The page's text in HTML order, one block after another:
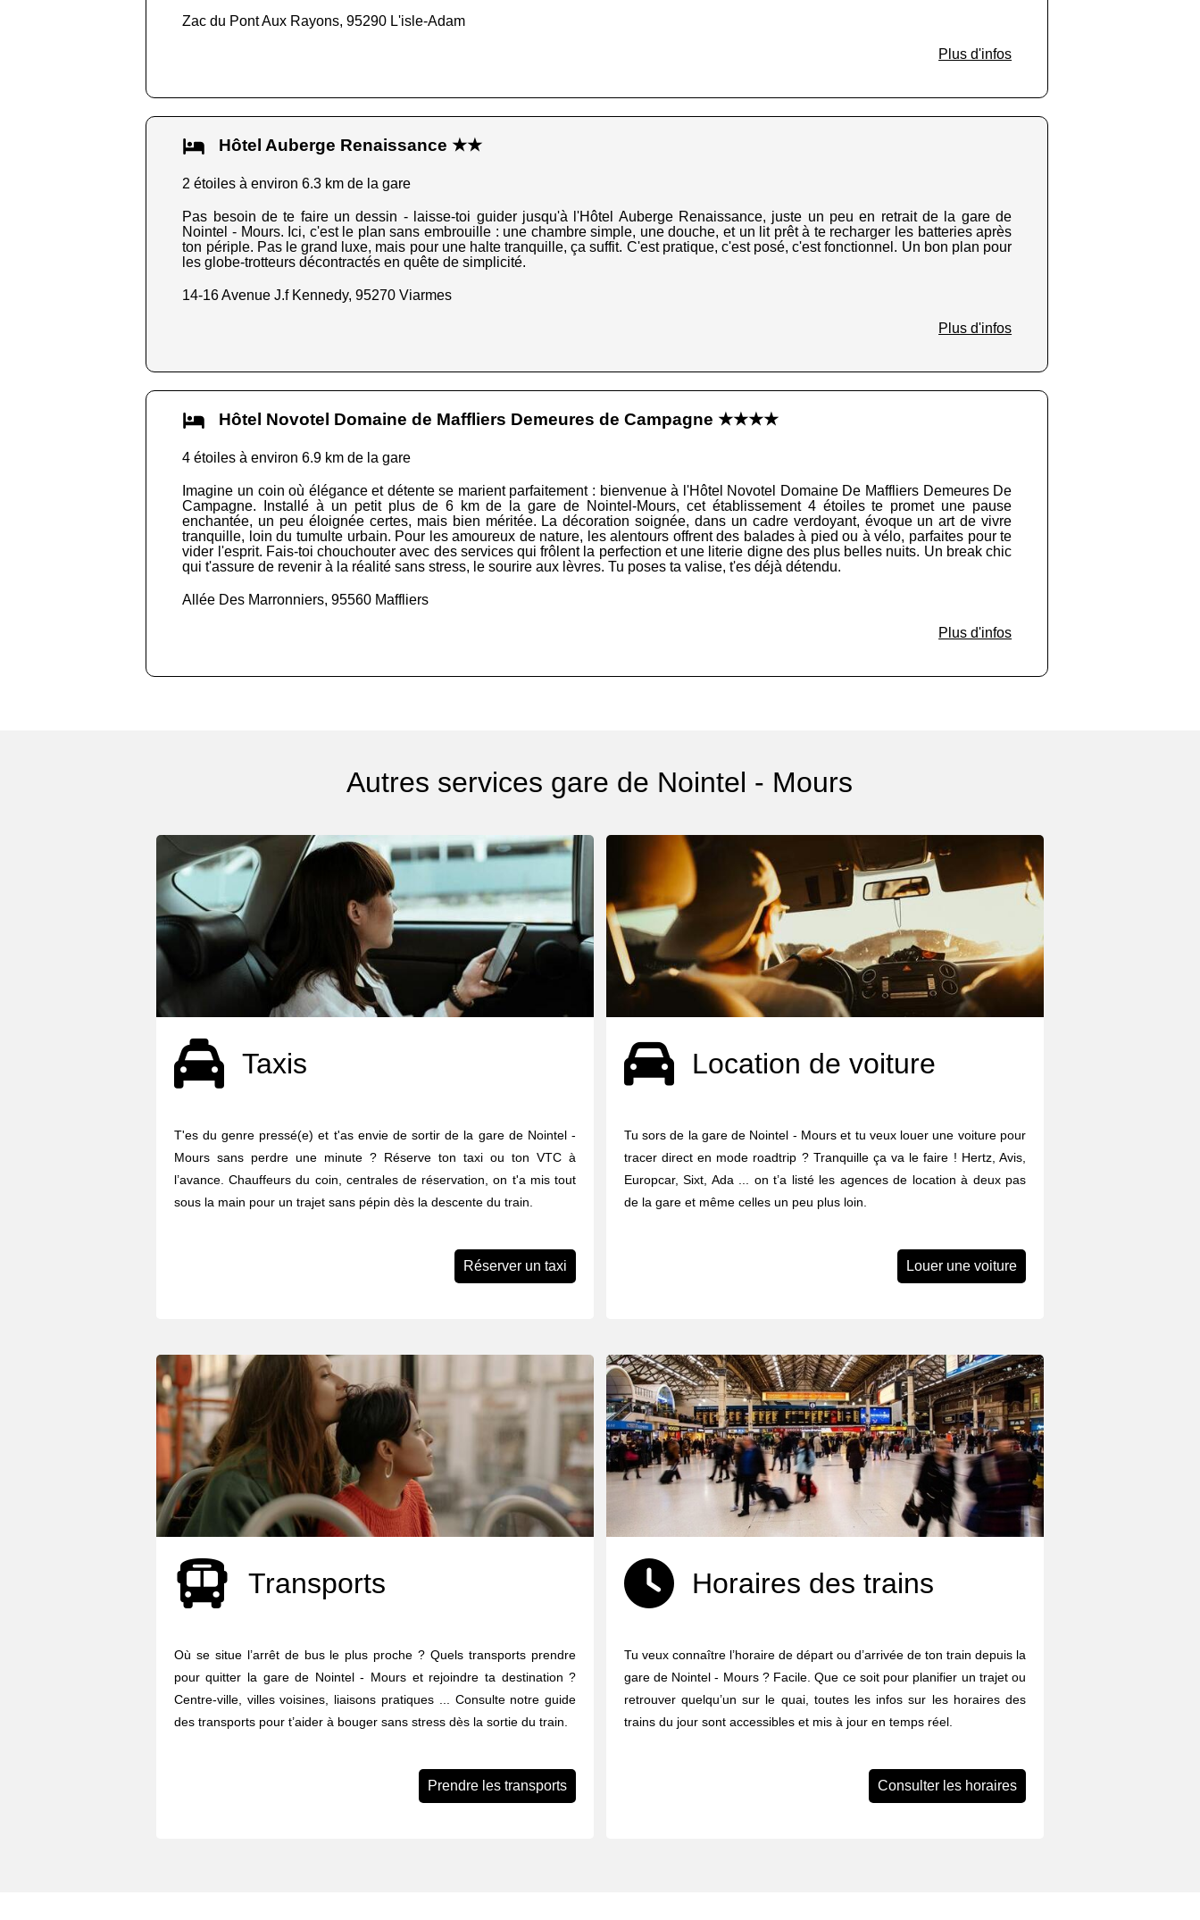
Zac du Pont Aux Rayons, 95290 L'isle-Adam
Plus d'infos
Hôtel Auberge Renaissance ★★
2 étoiles à environ 6.3 km de la gare
Pas besoin de te faire un dessin - laisse-toi guider jusqu'à l'Hôtel Auberge Renaissance, juste un peu en retrait de la gare de
Nointel - Mours. Ici, c'est le plan sans embrouille : une chambre simple, une douche, et un lit prêt à te recharger les batteries après
ton périple. Pas le grand luxe, mais pour une halte tranquille, ça suffit. C'est pratique, c'est posé, c'est fonctionnel. Un bon plan pour
les globe-trotteurs décontractés en quête de simplicité.
14-16 Avenue J.f Kennedy, 95270 Viarmes
Plus d'infos
Hôtel Novotel Domaine de Maffliers Demeures de Campagne ★★★★
4 étoiles à environ 6.9 km de la gare
Imagine un coin où élégance et détente se marient parfaitement : bienvenue à l'Hôtel Novotel Domaine De Maffliers Demeures De
Campagne. Installé à un petit plus de 6 km de la gare de Nointel-Mours, cet établissement 4 étoiles te promet une pause
enchantée, un peu éloignée certes, mais bien méritée. La décoration soignée, dans un cadre verdoyant, évoque un art de vivre
tranquille, loin du tumulte urbain. Pour les amoureux de nature, les alentours offrent des balades à pied ou à vélo, parfaites pour te
vider l'esprit. Fais-toi chouchouter avec des services qui frôlent la perfection et une literie digne des plus belles nuits. Un break chic
qui t'assure de revenir à la réalité sans stress, le sourire aux lèvres. Tu poses ta valise, t'es déjà détendu.
Allée Des Marronniers, 95560 Maffliers
Plus d'infos
Autres services gare de Nointel - Mours
Taxis
T'es du genre pressé(e) et t'as envie de sortir de la gare de Nointel -
Mours sans perdre une minute ? Réserve ton taxi ou ton VTC à
l’avance. Chauffeurs du coin, centrales de réservation, on t'a mis tout
sous la main pour un trajet sans pépin dès la descente du train.
Réserver un taxi
Location de voiture
Tu sors de la gare de Nointel - Mours et tu veux louer une voiture pour
tracer direct en mode roadtrip ? Tranquille ça va le faire ! Hertz, Avis,
Europcar, Sixt, Ada ... on t’a listé les agences de location à deux pas
de la gare et même celles un peu plus loin.
Louer une voiture
Transports
Où se situe l’arrêt de bus le plus proche ? Quels transports prendre
pour quitter la gare de Nointel - Mours et rejoindre ta destination ?
Centre-ville, villes voisines, liaisons pratiques ... Consulte notre guide
des transports pour t’aider à bouger sans stress dès la sortie du train.
Prendre les transports
Horaires des trains
Tu veux connaître l’horaire de départ ou d’arrivée de ton train depuis la
gare de Nointel - Mours ? Facile. Que ce soit pour planifier un trajet ou
retrouver quelqu’un sur le quai, toutes les infos sur les horaires des
trains du jour sont accessibles et mis à jour en temps réel.
Consulter les horaires